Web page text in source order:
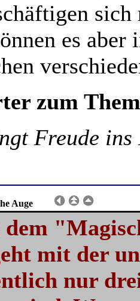
es
zum
Freude
Auge
mit der
nur